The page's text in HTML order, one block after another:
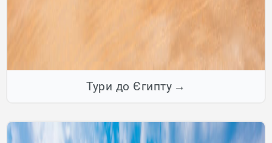
Тури до Єгипту